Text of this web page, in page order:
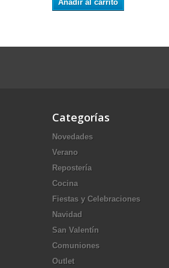
Añadir al carrito
Categorías
Novedades
Verano
Repostería
Cocina
Fiestas y Celebraciones
Navidad
San Valentín
Comuniones
Outlet